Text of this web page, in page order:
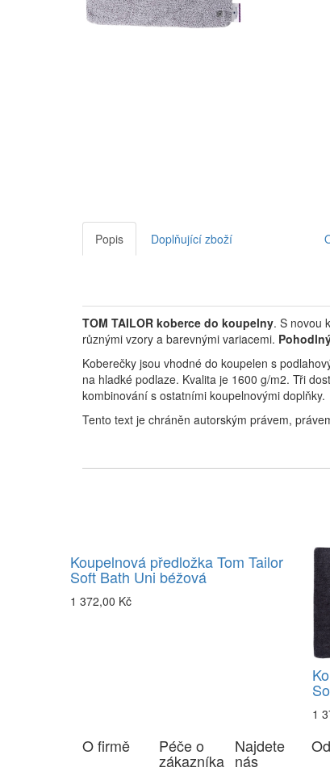
Popis Doplňující zboží
TOM TAILOR koberce do koupelny. S novou
různými vzory a barevnými variacemi.
Koberečky jsou vhodné do koupelen s
na hladké podlaze. Kvalita je 1600 g/m2. Tři
kombinování s ostatními koupelnovými doplňky.
Tento text je chráněn autorským právem,
Koupelnová předložka Tom Tailor
Soft Bath Uni béžová
1 372,00 Kč
1
O firmě Péče o
zákazníka
Najdete
nás